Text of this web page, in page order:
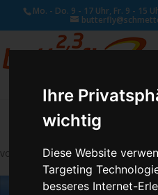
Ihre
wichtig
Diese Website
Targeting
besseres Internet-
Mo. - Do. 9 - 17 Uhr, Fr. 9 - 15
von Schmetterling Administrator|